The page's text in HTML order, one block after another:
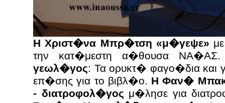
Η Χριστ�να Μπρ�τση «μ�γεψε»
την κατ�μεστη α�θουσα
γεωλ�γος: Τα ορυκτ� φαγο�δια και
επ�σης για το βιβλ�ο. Η Φαν�
- διατροφολ�γος μ�λησε για